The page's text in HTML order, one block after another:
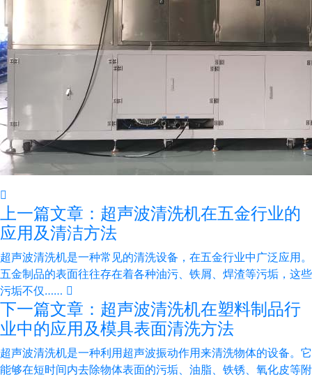
上一篇文章：超声波清洗机在五金行业的
应用及清洁方法
超声波清洗机是一种常见的清洗设备，在五金行业中广泛应用。
五金制品的表面往往存在着各种油污、铁屑、焊渣等污垢，这些
污垢不仅……
下一篇文章：超声波清洗机在塑料制品行
业中的应用及模具表面清洗方法
超声波清洗机是一种利用超声波振动作用来清洗物体的设备。它
能够在短时间内去除物体表面的污垢、油脂、铁锈、氧化皮等附